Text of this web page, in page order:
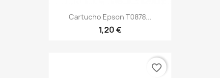
Cartucho Epson T0878...
1,20 €
favorite_border